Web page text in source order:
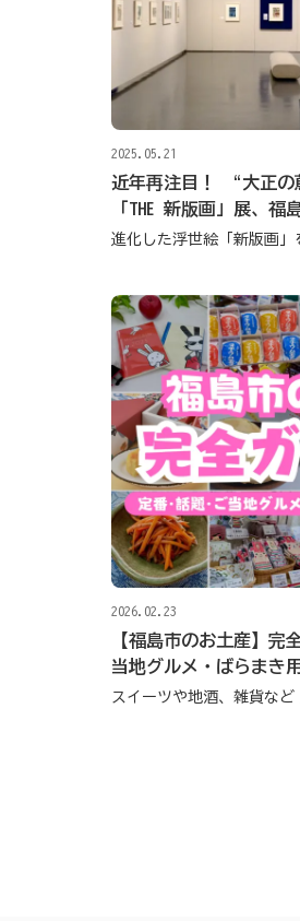
2025.05.21
近年再注目！ “大正の
「THE 新版画」展、福
2026.02.23
【福島市のお土産】完
当地グルメ・ばらまき